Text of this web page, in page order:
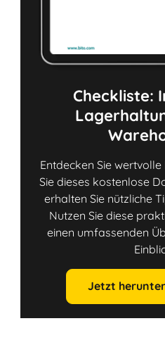
Checkliste:
Entdecken Sie
Sie dieses kostenlose
erhalten Sie nützliche
Nutzen Sie diese
einen umfassenden
Jetzt